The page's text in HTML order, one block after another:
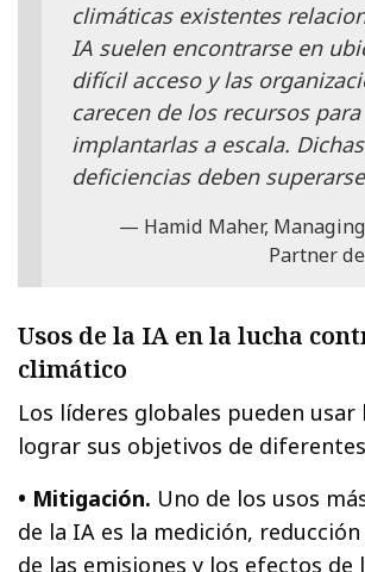
climáticas existentes
IA suelen encontrarse en
difícil acceso y las
carecen de los recursos para
implantarlas a escala. Dichas
deficiencias deben
Hamid Maher,
Partner
Usos de la IA en la lucha
climático
Los líderes globales pueden usar
lograr sus objetivos de
• Mitigación. Uno de los usos
de la IA es la medición,
de las emisiones y los efectos de